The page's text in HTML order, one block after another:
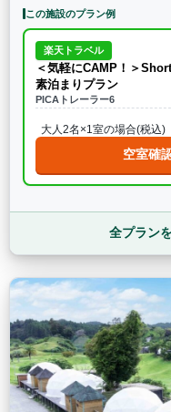
この施設のプラン例
楽天トラベル
＜気軽にCAMP！＞
素泊まりプラン
PICAトレーラー6
大人2名×1室の場合(税込)
空室確
全プラン